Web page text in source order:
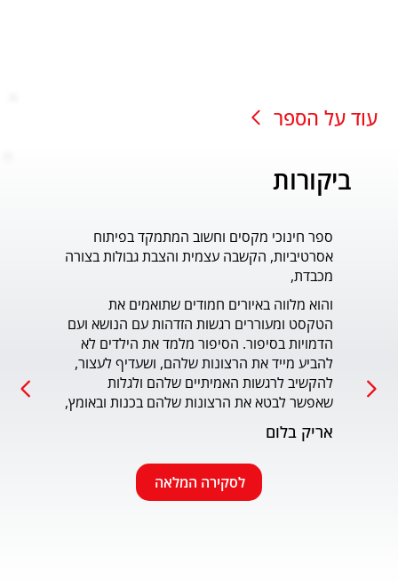
עוד על הספר
ביקורות
ספר חינוכי מקסים וחשוב המתמקד בפיתוח
אסרטיביות, הקשבה עצמית והצבת גבולות בצורה
מכבדת,
והוא מלווה באיורים חמודים שתואמים את
הדמויות בסיפור. הסיפור מלמד את הילדים לא
להקשיב לרגשות האמיתיים שלהם ולגלות
ורגשית בגובה העיניים של הילדים. מומלץ בחום.
אריק בלום
לסקירה המלאה